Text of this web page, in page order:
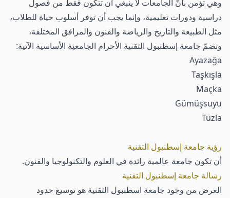
وهي تؤمن بأنّ الجامعات لا ينبغي أن تتكون فقط من فصول
دراسية ودورات تعليمية، وإنما يجب أن توفر أسلوب حياة للطلاب،
مثل الطبيعة والتاريخ والرياضة والفنون والمرافق المختلفة،
وتضمّ جامعة إسطنبول التقنية الأحرام الجامعية الأساسية الآتية:
Ayazağa
Taşkışla
Maçka
Gümüşsuyu
Tuzla
رؤية جامعة إسطنبول التقنية
أن تكون جامعة عالمية رائدة في العلوم والتكنولوجيا والفنون.
رسالة جامعة إسطنبول التقنية
الغرض من وجود جامعة اسطنبول التقنية هو توسيع حدود